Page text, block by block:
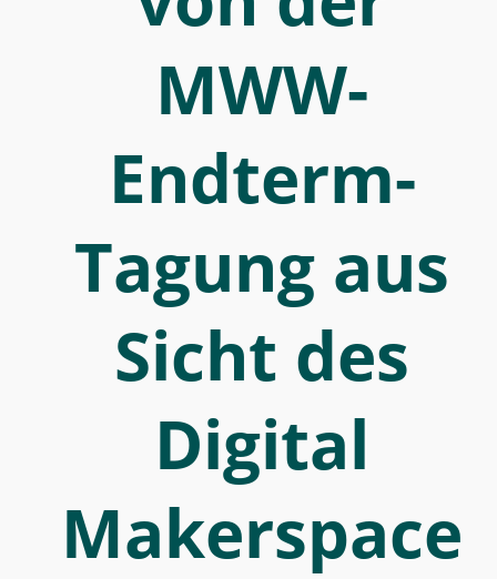
Eindrücke
MWW-
Tagung
Makerspace
MWW-
Endterm-
Tagung aus
Sicht des
Digital
Makerspace